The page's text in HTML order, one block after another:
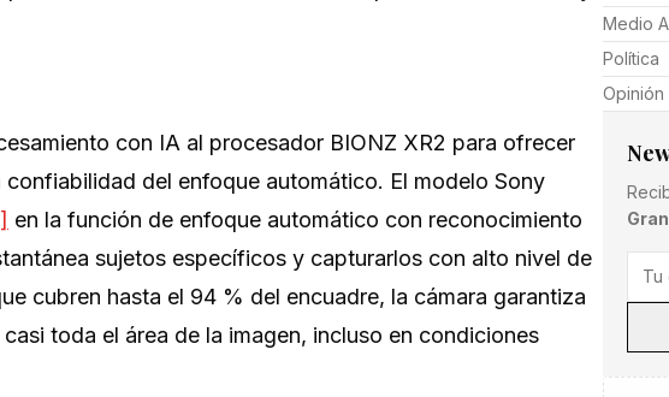
con IA al procesador BIONZ XR2 para ofrecer
del enfoque automático. El modelo Sony
en la función de enfoque automático con reconocimiento
sujetos específicos y capturarlos con alto nivel de
cubren hasta el 94 % del encuadre, la cámara garantiza
toda el área de la imagen, incluso en condiciones
Medio
Política
Opinión